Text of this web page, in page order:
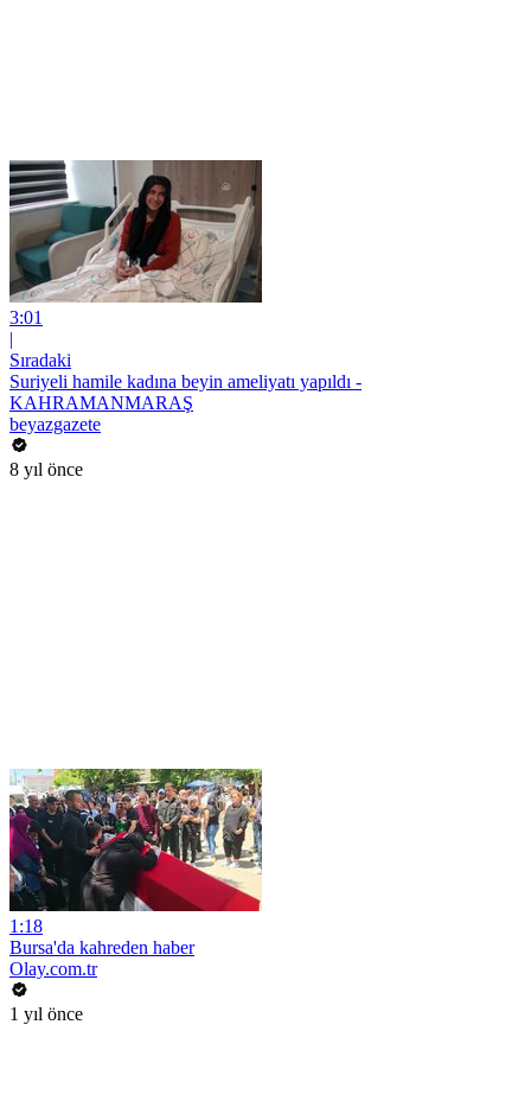
3:01
|
Sıradaki
Suriyeli hamile kadına beyin ameliyatı yapıldı -
KAHRAMANMARAŞ
beyazgazete
8 yıl önce
1:18
Bursa'da kahreden haber
Olay.com.tr
1 yıl önce